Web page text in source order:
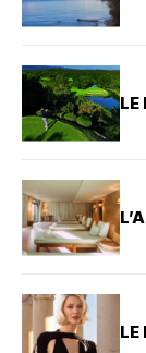
LE
LE